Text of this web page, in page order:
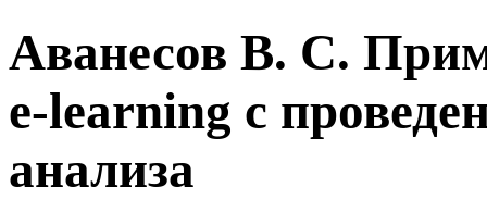
Аванесов В. С.
e-learning с
анализа